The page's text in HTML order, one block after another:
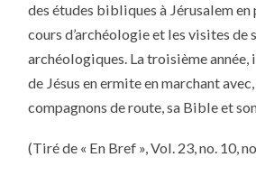
des études bibliques à Jérusalem
cours d’archéologie et les visites
archéologiques. La troisième année,
de Jésus en ermite en marchant
compagnons de route, sa Bible et
(Tiré de « En Bref », Vol. 23, no. 10,